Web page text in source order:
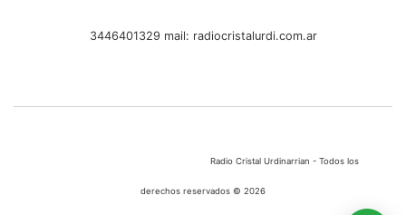
3446401329 mail: radiocristalurdi.com.ar
Radio Cristal Urdinarrian - Todos los
derechos reservados © 2026